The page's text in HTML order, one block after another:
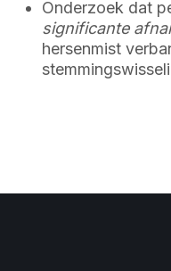
Onderzoek dat
significante
hersenmist